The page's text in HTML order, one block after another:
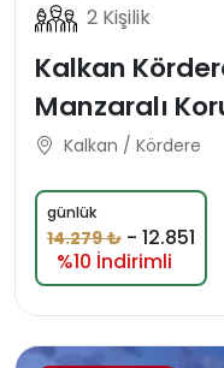
2 Kişilik
Kalkan
Manzaralı Korunaklı Balayı Tatil
Villası
Kalkan / Kördere
günlük
14.279 ₺ - 12.851
%10 İndirimli